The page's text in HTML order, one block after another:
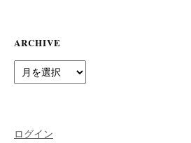
ARCHIVE
Archive
ログイン